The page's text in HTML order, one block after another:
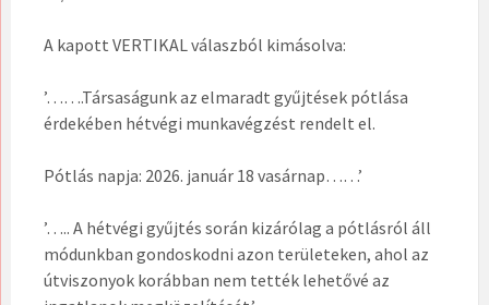
A kapott VERTIKAL válaszból kimásolva:
’…….Társaságunk az elmaradt gyűjtések pótlása
érdekében hétvégi munkavégzést rendelt el.
Pótlás napja: 2026. január 18 vasárnap……’
’….. A hétvégi gyűjtés során kizárólag a pótlásról áll
módunkban gondoskodni azon területeken, ahol az
útviszonyok korábban nem tették lehetővé az